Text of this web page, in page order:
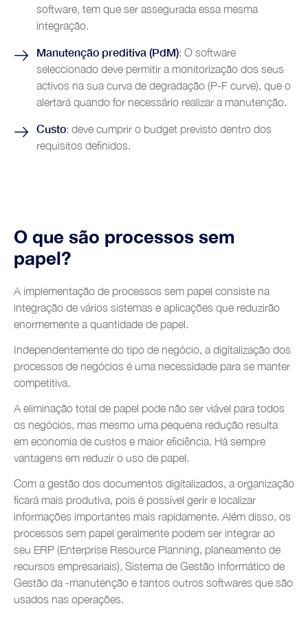
software, tem que ser assegurada essa mesma
integração.
Manutenção preditiva (PdM): O software
seleccionado deve permitir a monitorização dos seus
activos na sua curva de degradação (P-F curve), que o
alertará quando for necessário realizar a manutenção.
Custo: deve cumprir o budget previsto dentro dos
requisitos definidos.
O que são processos sem
papel?
A implementação de processos sem papel consiste na
integração de vários sistemas e aplicações que reduzirão
enormemente a quantidade de papel.
Independentemente do tipo de negócio, a digitalização dos
processos de negócios é uma necessidade para se manter
competitiva.
A eliminação total de papel pode não ser viável para todos
os negócios, mas mesmo uma pequena redução resulta
em economia de custos e maior eficiência. Há sempre
vantagens em reduzir o uso de papel.
Com a gestão dos documentos digitalizados, a organização
ficará mais produtiva, pois é possível gerir e localizar
informações importantes mais rapidamente. Além disso, os
processos sem papel geralmente podem ser integrar ao
seu ERP (Enterprise Resource Planning, planeamento de
recursos empresariais), Sistema de Gestão Informático de
Gestão da -manutenção e tantos outros softwares que são
usados nas operações.